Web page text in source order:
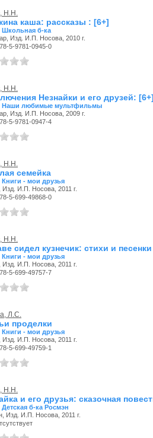
Н.Н.
каша: рассказы : [6+]
Школьная б-ка
Изд. И.П. Носова, 2010 г.
5-9781-0945-0
Н.Н.
Незнайки и его друзей: [6+]
Наши любимые мультфильмы
Изд. И.П. Носова, 2009 г.
5-9781-0947-4
Н.Н.
семейка
Книги - мои друзья
И.П. Носова, 2011 г.
5-699-49868-0
Н.Н.
сидел кузнечик: стихи и песенки
Книги - мои друзья
И.П. Носова, 2011 г.
5-699-49757-7
Л.С.
проделки
Книги - мои друзья
И.П. Носова, 2011 г.
5-699-49759-1
Н.Н.
и его друзья: сказочная
Детская б-ка Росмэн
Изд. И.П. Носова, 2011 г.